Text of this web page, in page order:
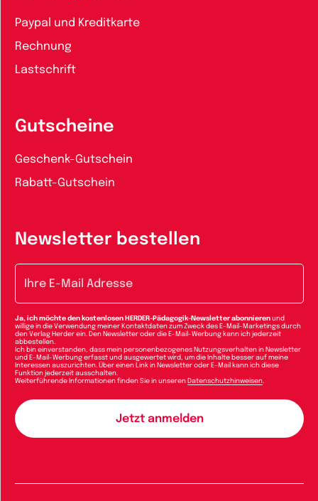
Paypal und Kreditkarte
Rechnung
Lastschrift
Gutscheine
Geschenk-Gutschein
Rabatt-Gutschein
Newsletter bestellen
Ja, ich möchte den kostenlosen HERDER-Pädagogik-Newsletter abonnieren und
willige in die Verwendung meiner Kontaktdaten zum Zweck des E-Mail-Marketings durch
den Verlag Herder ein. Den Newsletter oder die E-Mail-Werbung kann ich jederzeit
abbestellen.
Ich bin einverstanden, dass mein personenbezogenes Nutzungsverhalten in Newsletter
und E-Mail-Werbung erfasst und ausgewertet wird, um die Inhalte besser auf meine
Interessen auszurichten. Über einen Link in Newsletter oder E-Mail kann ich diese
Funktion jederzeit ausschalten.
Weiterführende Informationen finden Sie in unseren Datenschutzhinweisen.